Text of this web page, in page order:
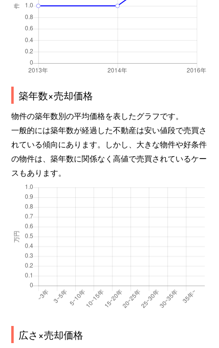
築年数×売却価格
物件の築年数別の平均価格を表したグラフです。
一般的には築年数が経過した不動産は安い値段で売買さ
れている傾向にあります。しかし、大きな物件や好条件
の物件は、築年数に関係なく高値で売買されているケー
スもあります。
広さ×売却価格